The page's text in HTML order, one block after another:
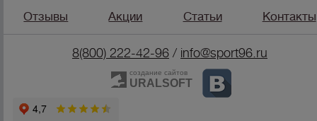
Отзывы
Акции Статьи Контакты
8(800) 222-42-96/ info@sport96.ru
создание сайтов
URALSOFT